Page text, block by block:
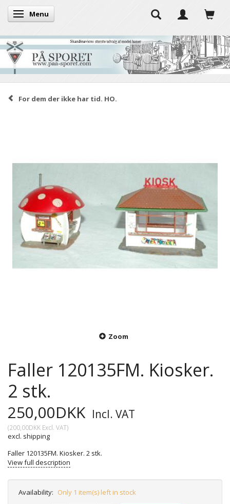
Toggle navigation
Menu
For dem der ikke har tid. HO.
Zoom
Faller 120135FM. Kiosker.
2 stk.
250,00DKK Incl. VAT
(200,00DKK Excl. VAT)
excl. shipping
Faller 120135FM. Kiosker. 2 stk.
View full description
Availability: Only 1 item(s) left in stock